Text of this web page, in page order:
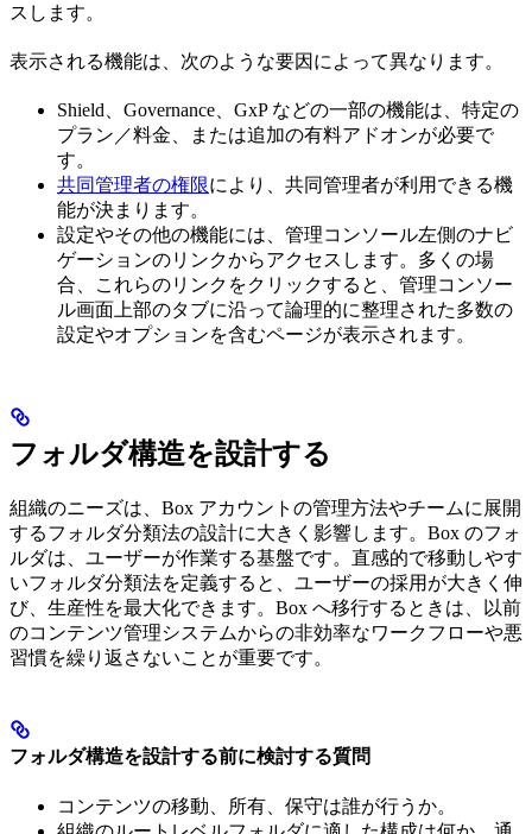
スします。
表示される機能は、次のような要因によって異なります。
Shield、Governance、GxP などの一部の機能は、特定の
プラン／料金、または追加の有料アドオンが必要で
す。
共同管理者の権限により、共同管理者が利用できる機
能が決まります。
設定やその他の機能には、管理コンソール左側のナビ
ゲーションのリンクからアクセスします。多くの場
合、これらのリンクをクリックすると、管理コンソー
ル画面上部のタブに沿って論理的に整理された多数の
設定やオプションを含むページが表示されます。
フォルダ構造を設計する
組織のニーズは、Box アカウントの管理方法やチームに展開
するフォルダ分類法の設計に大きく影響します。Box のフォ
ルダは、ユーザーが作業する基盤です。直感的で移動しやす
いフォルダ分類法を定義すると、ユーザーの採用が大きく伸
び、生産性を最大化できます。Box へ移行するときは、以前
のコンテンツ管理システムからの非効率なワークフローや悪
習慣を繰り返さないことが重要です。
フォルダ構造を設計する前に検討する質問
コンテンツの移動、所有、保守は誰が行うか。